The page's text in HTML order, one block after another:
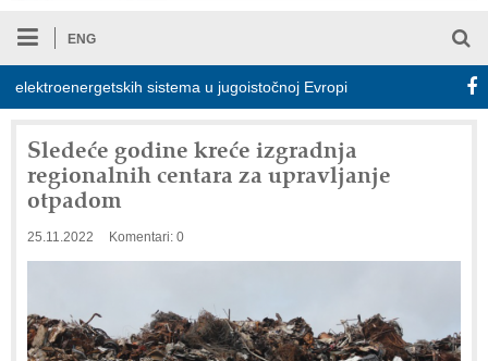
ENG
sistema u jugoistočnoj Evropi
Sledeće godine kreće izgradnja
regionalnih centara za upravljanje
otpadom
25.11.2022 Komentari: 0